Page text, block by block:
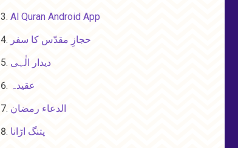
Al Quran Android App
حجازِ مقدّس کا سفر
دیدار الٰہی
عقیدہ
الدعاء رمضان
پتنگ اڑانا